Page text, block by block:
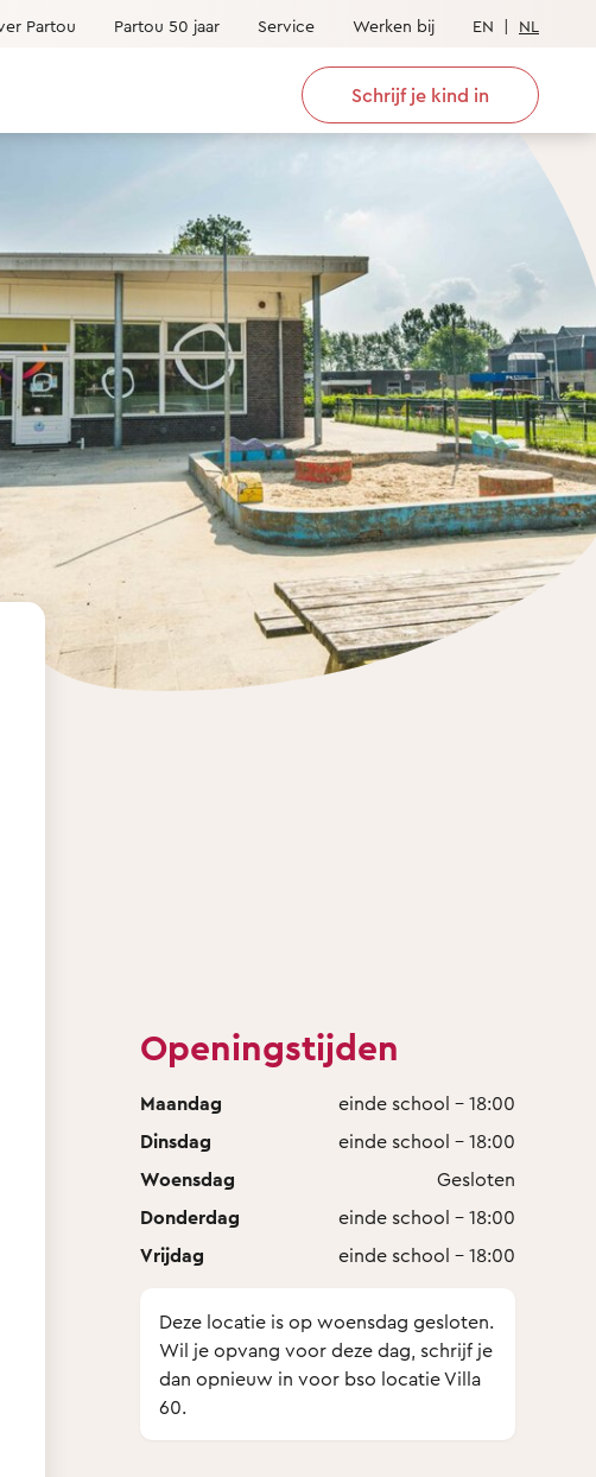
Partou Partou 50 jaar Service Werken bij EN | NL
Schrijf je kind in
Openingstijden
Maandag
einde school - 18:00
Dinsdag
einde school - 18:00
Woensdag
Gesloten
Donderdag
einde school - 18:00
Vrijdag
einde school - 18:00
Deze locatie is op woensdag gesloten.
Wil je opvang voor deze dag, schrijf je
dan opnieuw in voor bso locatie Villa
60.